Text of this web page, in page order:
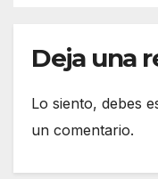
Deja una
Lo siento, debes
un comentario.